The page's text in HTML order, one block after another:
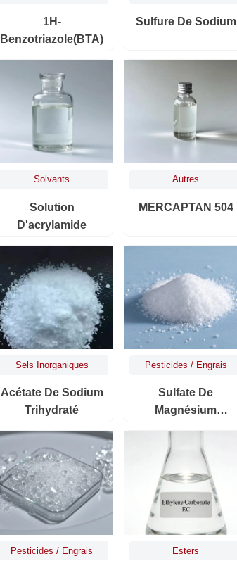
1H-
Benzotriazole(BTA)
Sulfure De Sodium
Solvants
Solution
D'acrylamide
Autres
MERCAPTAN 504
Sels Inorganiques
Acétate De Sodium
Trihydraté
Pesticides / Engrais
Sulfate De
Magnésium
Monohydraté
Pesticides / Engrais Esters